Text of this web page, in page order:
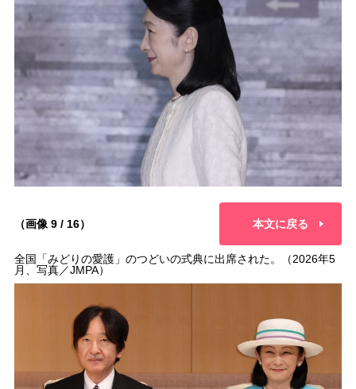
（画像 9 / 16） 本文に戻る
全国「みどりの愛護」のつどいの式典に出席された。（2026年5
月、写真／JMPA）